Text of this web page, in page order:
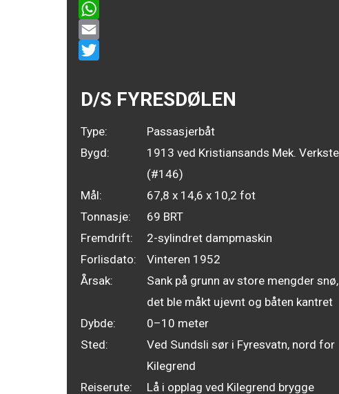
Messenger
WhatsApp
Email
D/S FYRESDØLEN
Type:
Passasjerbåt
Bygd:
1913 ved Kristiansands Mek.
(#146)
Mål:
67,8 x 14,6 x 10,2 fot
Tonnasje:
69 BRT
Fremdrift:
2-sylindret dampmaskin
Forlisdato:
Vinteren 1952
Årsak:
Sank på grunn av store mengder snø,
det ble måkt ujevnt og båten kantret
Dybde:
0–10 meter
Sted:
Ved Sundsli sør i Fyresvatn, nord for
Kilegrend
Reiserute:
Lå i opplag ved Kilegrend brygge